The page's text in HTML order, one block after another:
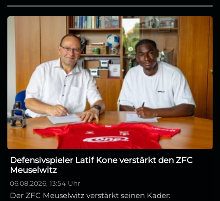
Defensivspieler Latif Kone verstärkt den ZFC
Meuselwitz
06.08.2026, 13:54 Uhr
Der ZFC Meuselwitz verstärkt seinen Kader: